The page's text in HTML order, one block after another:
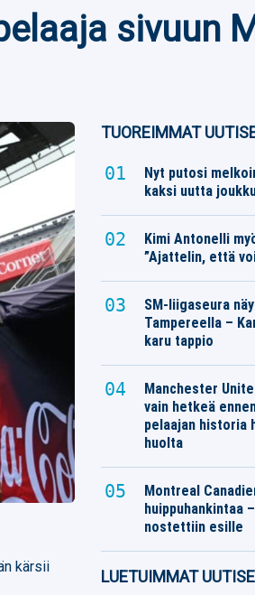
sivuun
kärsii
TUOREIMMAT
Nyt putosi
kaksi uutta
Kimi Antonelli
”Ajattelin, että
SM-liigaseura
Tampereella –
karu tappio
Manchester
vain hetkeä
pelaajan historia
huolta
Montreal
huippuhankintaa
nostettiin esille
LUETUIMMAT